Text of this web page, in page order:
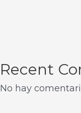
Recent
No hay